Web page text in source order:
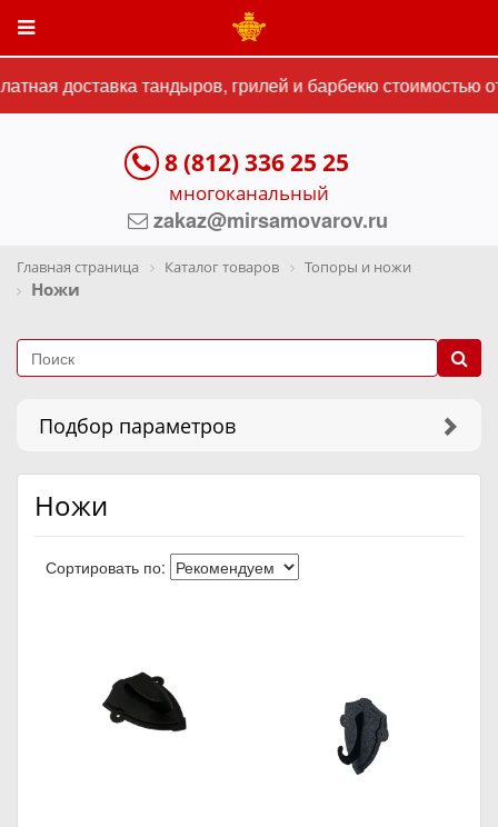
доставка тандыров, грилей и барбекю стоимостью от
8 (812) 336 25 25
многоканальный
zakaz@mirsamovarov.ru
Главная страница Каталог товаров Топоры и ножи
Ножи
Подбор параметров
Ножи
Сортировать по: